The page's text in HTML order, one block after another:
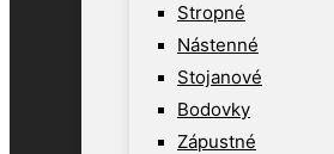
Stropné
Nástenné
Stojanové
Bodovky
Zápustné